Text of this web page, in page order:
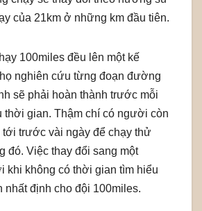
của 21km ở những km đầu tiên.
100miles đều lên một kế
nghiên cứu từng đoạn đường
sẽ phải hoàn thành trước mỗi
thời gian. Thậm chí có người còn
tới trước vài ngày để chạy thử
đó. Việc thay đổi sang một
khi không có thời gian tìm hiểu
nhất định cho đội 100miles.